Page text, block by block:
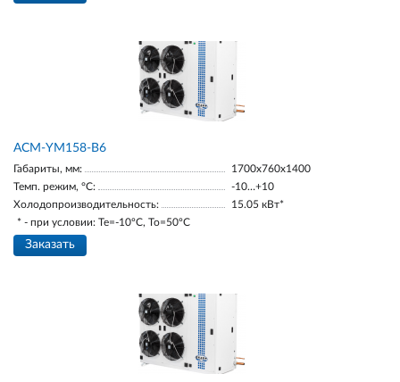
АСМ-YM158-В6
Габариты, мм:
1700х760х1400
Темп. режим, °С:
-10…+10
Холодопроизводительность:
15.05 кВт*
* - при условии: Te=-10ºC, To=50ºC
Заказать